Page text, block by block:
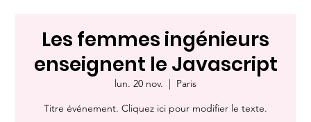
Les femmes ingénieurs
enseignent le Javascript
lun. 20 nov.
  |
Paris
Titre événement. Cliquez ici pour modifier le texte.